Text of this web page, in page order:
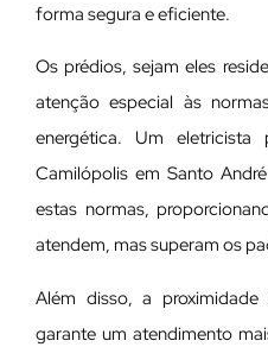
forma segura e eficiente.
Os prédios, sejam eles
atenção especial às
energética. Um eletricista
Camilópolis em Santo
estas normas,
atendem, mas superam os
Além disso, a
garante um atendimento